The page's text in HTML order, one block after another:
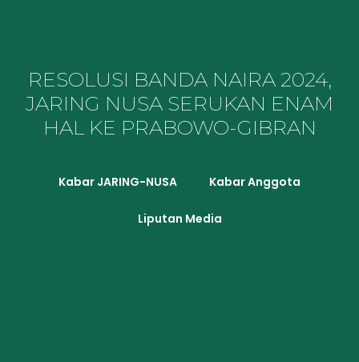
RESOLUSI BANDA NAIRA 2024,
JARING NUSA SERUKAN ENAM
HAL KE PRABOWO-GIBRAN
Kabar JARING-NUSA Kabar Anggota
Liputan Media